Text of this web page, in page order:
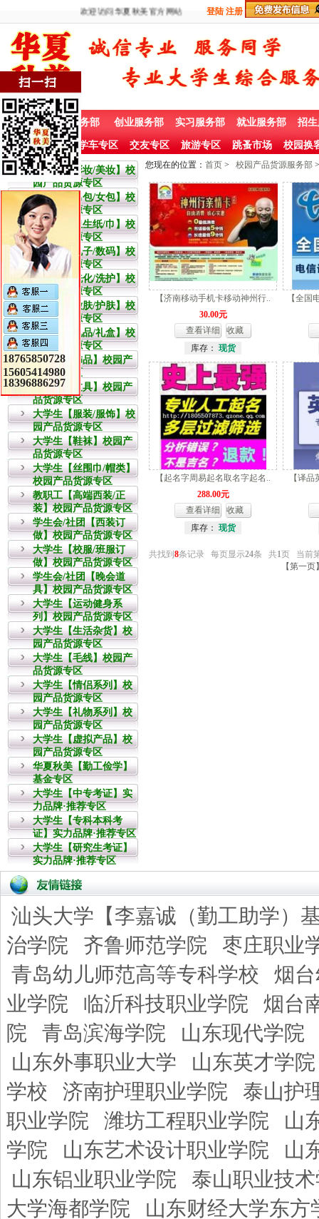
欢迎访问华夏秋美官方网站 登陆 注册
首 页 兼职服务部 创业服务部 实习服务部 就业服务部 招
社团赞助专栏 学车专区 交友专区 旅游专区 跳蚤市场 校园换
大学生【彩妆/美妆】校
园产品货源专区
大学生【男包/女包】校
园产品货源专区
大学生【卫生纸/巾】校
园产品货源专区
大学生【电子/数码】校
园产品货源专区
大学生【洗化/洗护】校
园产品货源专区
大学生【嫩肤/护肤】校
园产品货源专区
教职工【礼品/礼盒】校
园产品货源专区
大学生【饰品】校园产
品货源专区
大学生【文具】校园产
品货源专区
大学生【服装/服饰】校
园产品货源专区
大学生【鞋袜】校园产
品货源专区
大学生【丝围巾/帽类】
校园产品货源专区
教职工【高端西装/正
装】校园产品货源专区
学生会/社团【西装订
做】校园产品货源专区
大学生【校服/班服订
做】校园产品货源专区
学生会/社团【晚会道
具】校园产品货源专区
大学生【运动健身系
列】校园产品货源专区
大学生【生活杂货】校
园产品货源专区
大学生【毛线】校园产
品货源专区
大学生【情侣系列】校
园产品货源专区
大学生【礼物系列】校
园产品货源专区
大学生【虚拟产品】校
园产品货源专区
华夏秋美【勤工俭学】
基金专区
大学生【中专考证】实
力品牌·推荐专区
大学生【专科本科考
证】实力品牌·推荐专区
大学生【研究生考证】
实力品牌·推荐专区
您现在的位置： 首页 > 校园产品货源服务部
【济南移动手机卡移动神州行..
30.00元
查看详细
收藏
库存： 现货
【全国
【起名字周易起名取名字起名..
288.00元
查看详细
收藏
库存： 现货
【译
共找到 8条记录 每页显示24条 共1页 当前
【第一页
汕头大学【李嘉诚（勤工助学）
治学院
齐鲁师范学院
枣庄职业
青岛幼儿师范高等专科学校
烟
业学院
临沂科技职业学院
烟台
院
青岛滨海学院
山东现代学院
山东外事职业大学
山东英才学院
学校
济南护理职业学院
泰山护
职业学院
潍坊工程职业学院
山
学院
山东艺术设计职业学院
山
山东铝业职业学院
泰山职业技
大学海都学院
山东财经大学东方
18765850728
15605414980
18396886297